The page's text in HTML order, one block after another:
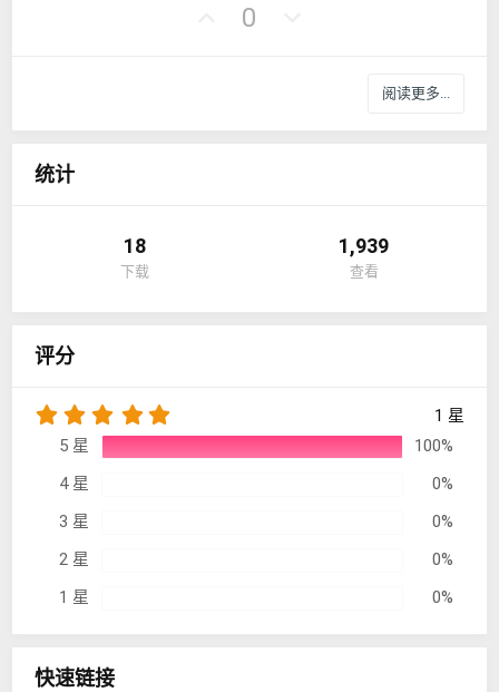
好0
阅读更多...
统计
18
下载
1,939
查看
评分
.
0
1 星
5 星
100%
4 星
0%
3 星
0%
2 星
0%
1 星
0%
快速链接